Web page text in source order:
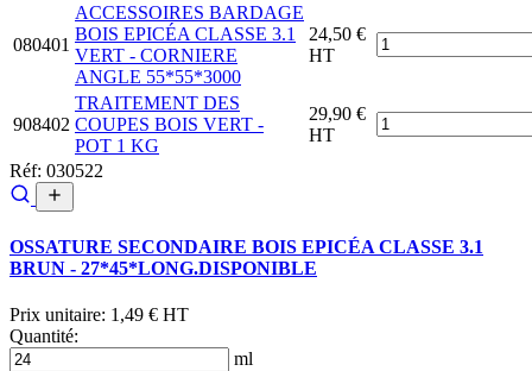
080401
ACCESSOIRES BARDAGE
BOIS EPICÉA CLASSE 3.1
VERT - CORNIERE
ANGLE 55*55*3000
24,50 €
HT
908402
TRAITEMENT DES
COUPES BOIS VERT -
POT 1 KG
29,90 €
HT
Réf: 030522
OSSATURE SECONDAIRE BOIS EPICÉA CLASSE 3.1
BRUN - 27*45*LONG.DISPONIBLE
Prix unitaire: 1,49 € HT
Quantité:
ml